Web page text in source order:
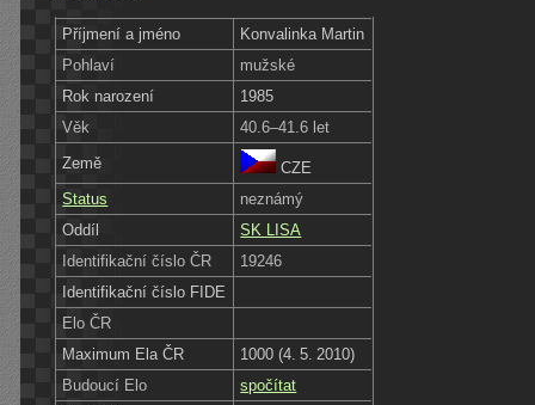
Příjmení a jméno
Konvalinka Martin
Pohlaví
mužské
Rok narození
1985
Věk
40.6–41.6 let
Země
CZE
Status
neznámý
Oddíl
SK LISA
Identifikační číslo ČR
19246
Identifikační číslo FIDE
Elo ČR
Maximum Ela ČR
1000 (4. 5. 2010)
Budoucí Elo
spočítat